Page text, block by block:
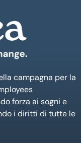
campagna per la
forza ai sogni e
i diritti di tutte le